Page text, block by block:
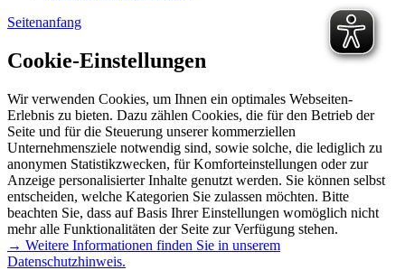
Seitenanfang
Cookie-Einstellungen
Wir verwenden Cookies, um Ihnen ein optimales Webseiten-
Erlebnis zu bieten. Dazu zählen Cookies, die für den Betrieb der
Seite und für die Steuerung unserer kommerziellen
Unternehmensziele notwendig sind, sowie solche, die lediglich zu
anonymen Statistikzwecken, für Komforteinstellungen oder zur
Anzeige personalisierter Inhalte genutzt werden. Sie können selbst
entscheiden, welche Kategorien Sie zulassen möchten. Bitte
beachten Sie, dass auf Basis Ihrer Einstellungen womöglich nicht
mehr alle Funktionalitäten der Seite zur Verfügung stehen.
→ Weitere Informationen finden Sie in unserem
Datenschutzhinweis.